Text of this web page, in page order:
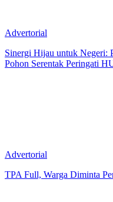
Advertorial
Sinergi Hijau untuk Negeri:
Pohon Serentak Peringati
Advertorial
TPA Full, Warga Diminta